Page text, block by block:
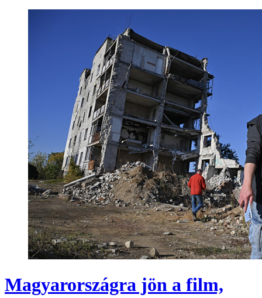
Magyarországra jön a film,